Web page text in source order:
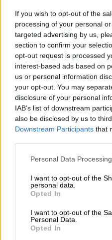
If you wish to opt-out of the
processing of your personal
targeted advertising by us,
section to confirm your
opt-out request is processed
interest-based ads based on
us or personal information
your opt-out. You may
disclosure of your personal
IAB’s list of downstream
also be disclosed by us to
Downstream Participants that
Please note that this website/
not limited to your visit or
grant or deny consent to
use your data for below
consent section.
Personal Data
I want to opt-out of the
personal data.
Opted In
I want to opt-out of the
Personal Data.
Opted In
νοσοκομείο Ερυθρός
σοβαρόεγκεφαλικό
ΔΙΑΒΑΣΤΕ ΕΠΙΣΗΣ
Lifestyle|02.09.2025
Γιώργος
μετά την
Δρομοκαΐτειο -
που λένε στα
Η κατάσταση της
Η είδηση έγινε
ημέρες από τον
Παπαζήση, ενώ